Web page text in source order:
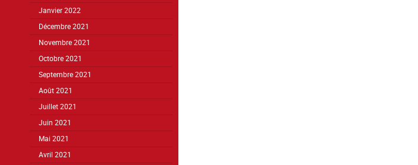
Janvier 2022
Décembre 2021
Novembre 2021
Octobre 2021
Septembre 2021
Août 2021
Juillet 2021
Juin 2021
Mai 2021
Avril 2021